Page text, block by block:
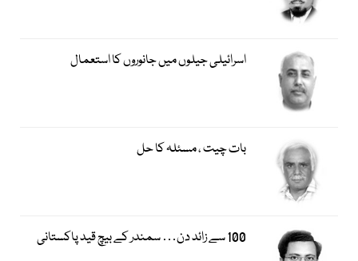
اسرائیلی جیلوں میں جانوروں کا استعمال
بات چیت ، مسئلہ کا حل
100 سے زائد دن… سمندر کے بیچ قید پاکستانی